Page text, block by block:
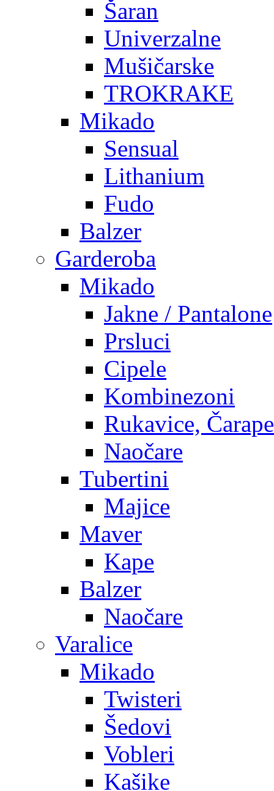
Šaran
Univerzalne
Mušičarske
TROKRAKE
Mikado
Sensual
Lithanium
Fudo
Balzer
Garderoba
Mikado
Jakne / Pantalone
Prsluci
Cipele
Kombinezoni
Rukavice, Čarape
Naočare
Tubertini
Majice
Maver
Kape
Balzer
Naočare
Varalice
Mikado
Twisteri
Šedovi
Vobleri
Kašike